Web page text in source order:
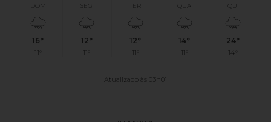
DOM
16°
11°
SEG
12°
11°
TER
12°
11°
QUA
14°
11°
24°
14°
Atualizado às 03h01